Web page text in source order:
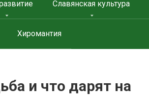
Славянская культура
Хиромантия
и что дарят на